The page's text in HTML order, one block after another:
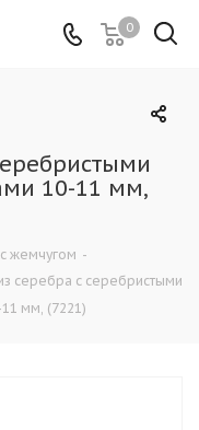
0
10-11 мм,
жемчугом -
серебра c серебристыми
мм, (7221)